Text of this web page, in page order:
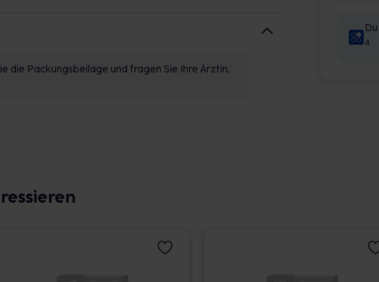
die Packungsbeilage und fragen Sie Ihre Ärztin,
4